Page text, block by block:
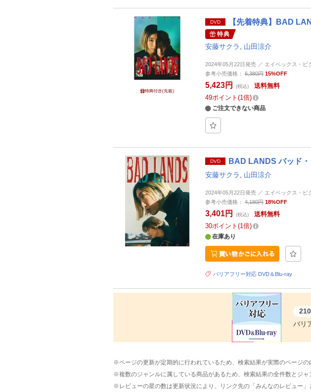
DVD 【先着特典】BAD
特典
安藤サクラ 山田涼介
2024年05月22日発売 ／ エイベックス・ピ
参考小売価格：
6,380円 15%OFF
5,423円 (税込)
送料無料
49ポイント 1倍
ご注文できない商品
DVD BAD LANDS バッド
安藤サクラ 山田涼介
2024年05月22日発売 ／ エイベックス・ピ
参考小売価格：
4,180円 18%OFF
3,401円 (税込)
送料無料
30ポイント 1倍
在庫あり
バリアフリー対応 DVD＆Blu-ray
バリ
※ページの更新が定期的に行われているため、検索結果が実際のページ
※複数のジャンルに属している商品があるため、検索結果の全件数とジャ
※レビューの星の数は更新状況により、リンク先の「みんなのレビュー」